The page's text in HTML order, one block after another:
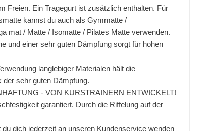
Freien. Ein Tragegurt ist zusätzlich enthalten. Für
kannst du auch als Gymmatte /
mat / Matte / Isomatte / Pilates Matte verwenden.
und einer sehr guten Dämpfung sorgt für hohen
langlebiger Materialen hält die
sehr guten Dämpfung.
- VON KURSTRAINERN ENTWICKELT!
garantiert. Durch die Riffelung auf der
dich jederzeit an unseren Kundenservice wenden